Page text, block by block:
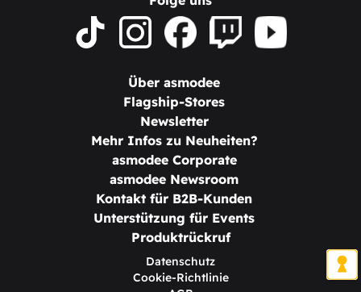
Über asmodee
Flagship-Stores
Newsletter
Mehr Infos zu Neuheiten?
asmodee Corporate
asmodee Newsroom
Kontakt für B2B-Kunden
Unterstützung für Events
Produktrückruf
Datenschutz
Cookie-Richtlinie